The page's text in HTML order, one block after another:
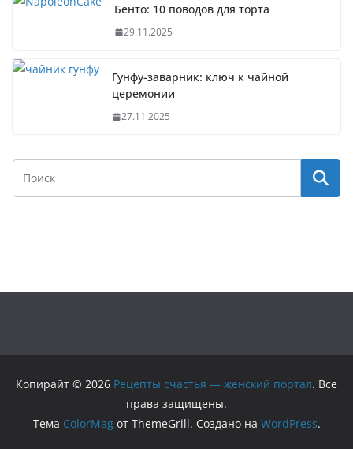
Бенто: 10 поводов для торта
29.11.2025
Гунфу-заварник: ключ к чайной
церемонии
27.11.2025
Копирайт © 2026 Рецепты счастья — женский портал. Все
права защищены.
Тема ColorMagот ThemeGrill. Создано на WordPress.